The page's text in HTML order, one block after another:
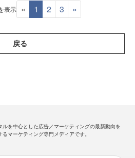
表示 « 1 2 3 »
戻る
ルを中心とした広告／マーケティングの最新動向を
るマーケティング専門メディアです。